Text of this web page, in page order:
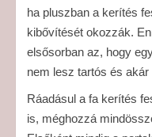
ha pluszban a kerítés
kibővítését okozzák.
elsősorban az, hogy
nem lesz tartós és akár
Ráadásul a fa kerítés
is, méghozzá